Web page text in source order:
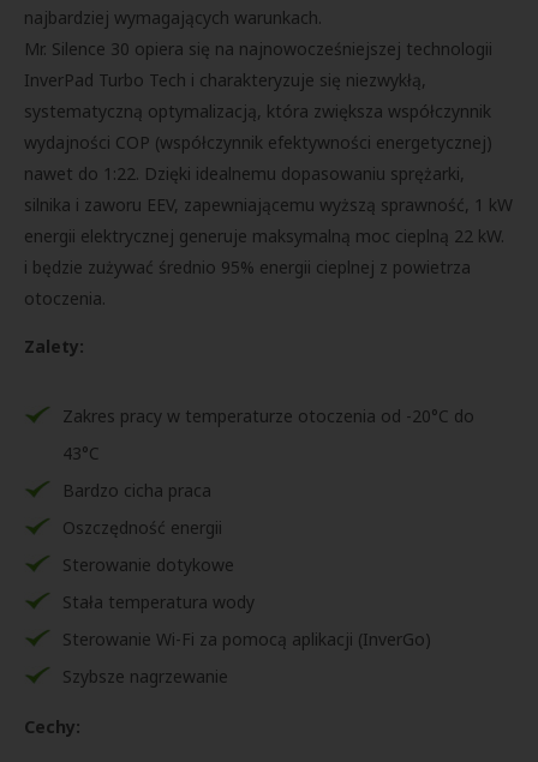
najbardziej wymagających warunkach.
Mr. Silence 30 opiera się na najnowocześniejszej technologii
InverPad Turbo Tech i charakteryzuje się niezwykłą,
systematyczną optymalizacją, która zwiększa współczynnik
wydajności COP (współczynnik efektywności energetycznej)
nawet do 1:22. Dzięki idealnemu dopasowaniu sprężarki,
silnika i zaworu EEV, zapewniającemu wyższą sprawność, 1 kW
energii elektrycznej generuje maksymalną moc cieplną 22 kW.
i będzie zużywać średnio 95% energii cieplnej z powietrza
otoczenia.
Zalety:
Zakres pracy w temperaturze otoczenia od -20°C do
43°C
Bardzo cicha praca
Oszczędność energii
Sterowanie dotykowe
Stała temperatura wody
Sterowanie Wi-Fi za pomocą aplikacji (InverGo)
Szybsze nagrzewanie
Cechy: